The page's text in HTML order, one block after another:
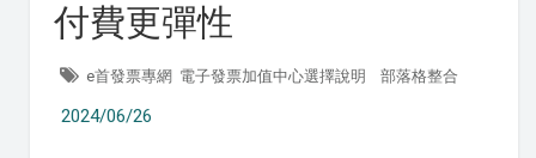
付費更彈性
e首發票專網 電子發票加值中心選擇說明 部落格整合
2024/06/26